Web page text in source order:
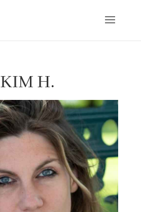
KIM H.